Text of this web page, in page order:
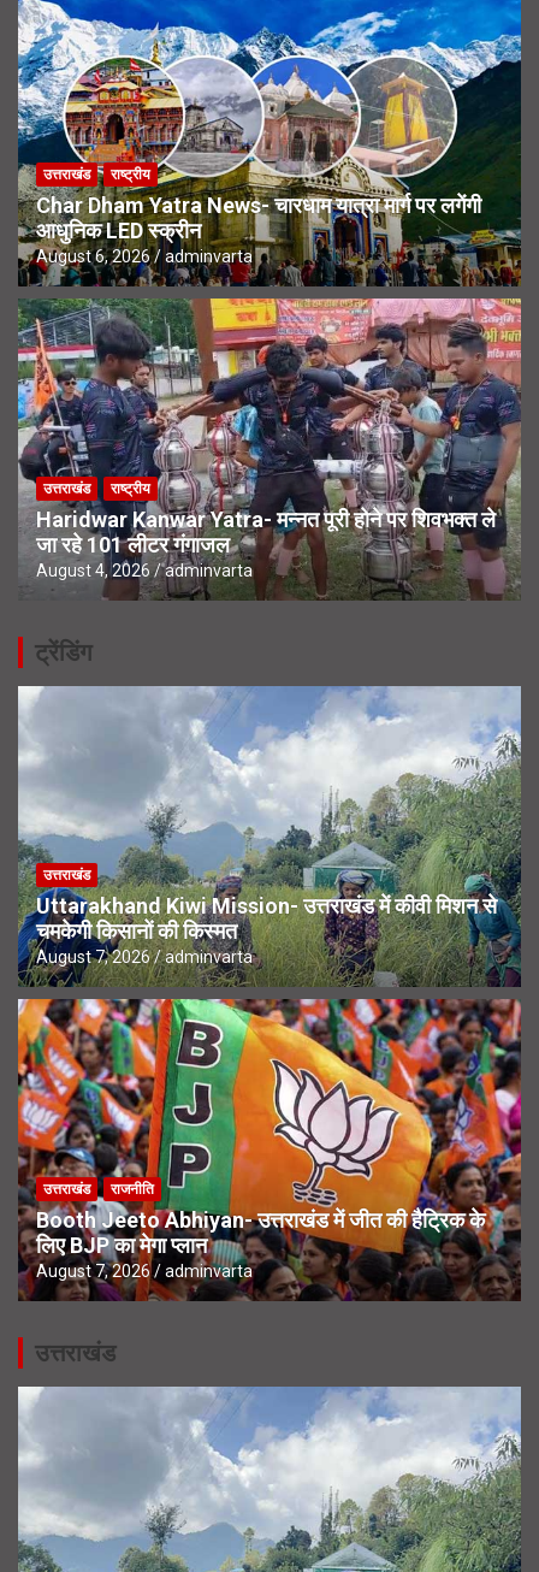
उत्तराखंड राष्ट्रीय
Char Dham Yatra News- चारधाम यात्रा मार्ग पर लगेंगी
आधुनिक LED स्क्रीन
August 6, 2026 adminvarta
उत्तराखंड राष्ट्रीय
Haridwar Kanwar Yatra- मन्नत पूरी होने पर शिवभक्त ले
जा रहे 101 लीटर गंगाजल
August 4, 2026 adminvarta
ट्रेंडिंग
उत्तराखंड
Uttarakhand Kiwi Mission- उत्तराखंड में कीवी मिशन से
चमकेगी किसानों की किस्मत
August 7, 2026 adminvarta
उत्तराखंड राजनीति
Booth Jeeto Abhiyan- उत्तराखंड में जीत की हैट्रिक के
लिए BJP का मेगा प्लान
August 7, 2026 adminvarta
उत्तराखंड